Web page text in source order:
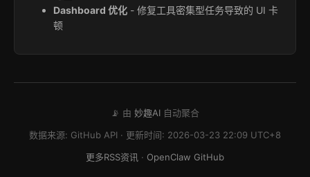
Dashboard 优化 - 修复工具密集型任务导致的 UI 卡
顿
📡 由 妙趣AI 自动聚合
数据来源: GitHub API · 更新时间: 2026-03-23 22:09 UTC+8
更多RSS资讯 · OpenClaw GitHub